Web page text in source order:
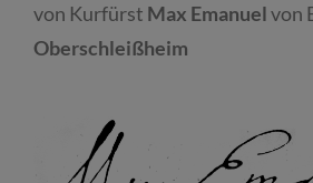
von Kurfürst Max Emanuelvon
Oberschleißheim